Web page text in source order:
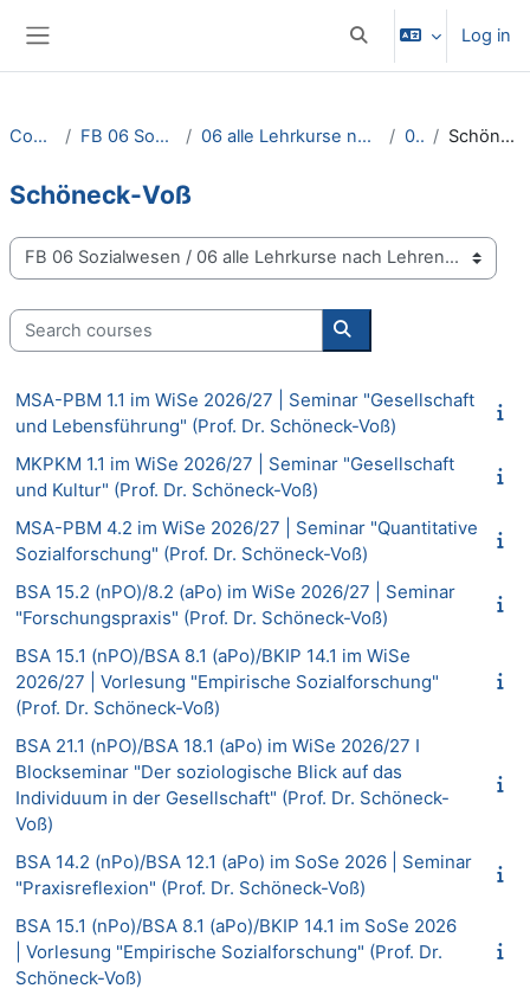
Toggle search input
Log in
Courses FB 06 Sozialwesen 06 alle Lehrkurse nach Lehrenden 06 S Schöneck-Voß
Schöneck-Voß
Course categories
Search courses
Search courses
MSA-PBM 1.1 im WiSe 2026/27 | Seminar "Gesellschaft
und Lebensführung" (Prof. Dr. Schöneck-Voß)
MKPKM 1.1 im WiSe 2026/27 | Seminar "Gesellschaft
und Kultur" (Prof. Dr. Schöneck-Voß)
MSA-PBM 4.2 im WiSe 2026/27 | Seminar "Quantitative
Sozialforschung" (Prof. Dr. Schöneck-Voß)
BSA 15.2 (nPO)/8.2 (aPo) im WiSe 2026/27 | Seminar
"Forschungspraxis" (Prof. Dr. Schöneck-Voß)
BSA 15.1 (nPO)/BSA 8.1 (aPo)/BKIP 14.1 im WiSe
2026/27 | Vorlesung "Empirische Sozialforschung"
(Prof. Dr. Schöneck-Voß)
BSA 21.1 (nPO)/BSA 18.1 (aPo) im WiSe 2026/27 I
Blockseminar "Der soziologische Blick auf das
Individuum in der Gesellschaft" (Prof. Dr. Schöneck-
Voß)
BSA 14.2 (nPo)/BSA 12.1 (aPo) im SoSe 2026 | Seminar
"Praxisreflexion" (Prof. Dr. Schöneck-Voß)
BSA 15.1 (nPo)/BSA 8.1 (aPo)/BKIP 14.1 im SoSe 2026
| Vorlesung "Empirische Sozialforschung" (Prof. Dr.
Schöneck-Voß)